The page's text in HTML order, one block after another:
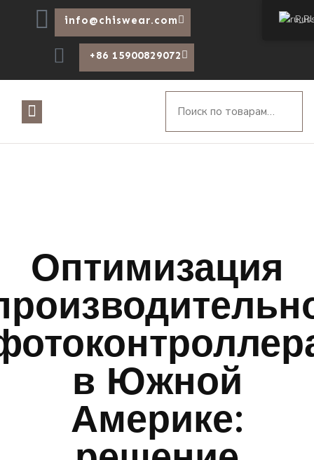
info@chiswear.com
+86 15900829072
Оптимизация
в Южной
Америке: